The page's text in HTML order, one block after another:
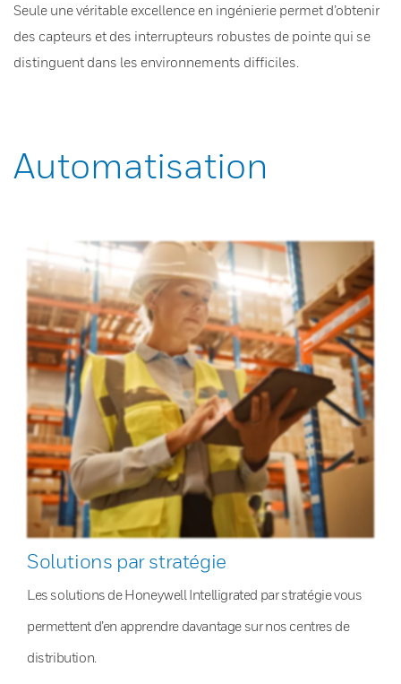
Seule une véritable excellence en ingénierie permet d’obtenir
des capteurs et des interrupteurs robustes de pointe qui se
distinguent dans les environnements difficiles.
Automatisation
Solutions par stratégie
Les solutions de Honeywell Intelligrated par stratégie vous
permettent d’en apprendre davantage sur nos centres de
distribution.